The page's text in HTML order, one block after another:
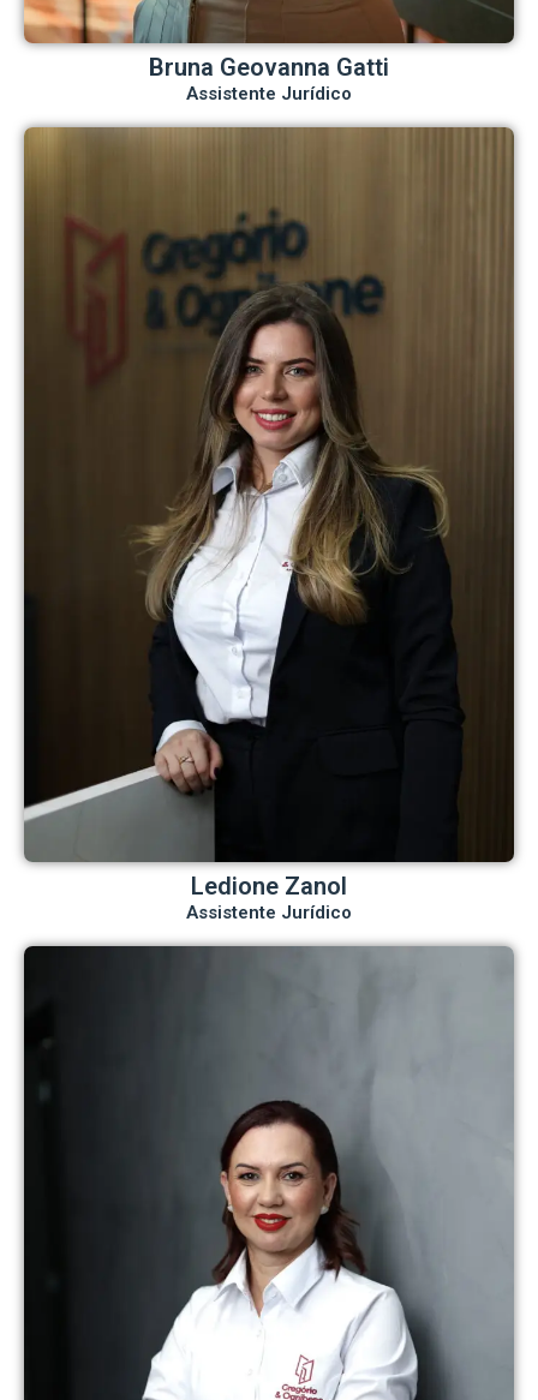
Bruna Geovanna Gatti
Assistente Jurídico
Ledione Zanol
Assistente Jurídico